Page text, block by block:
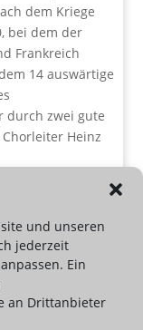
und unseren
jederzeit
Ein
an Drittanbieter
dem Kriege
bei dem der
Frankreich
14 auswärtige
durch zwei gute
Heinz
WordPress